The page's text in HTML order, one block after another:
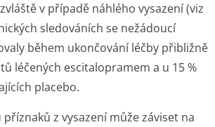
v případě náhlého vysazení (viz
sledováních se nežádoucí
během ukončování léčby přibližně
léčených escitalopramem a u 15 %
placebo.
příznaků z vysazení může záviset na